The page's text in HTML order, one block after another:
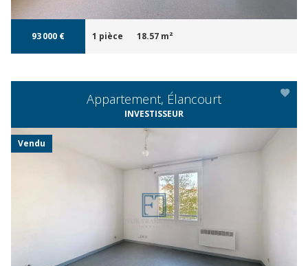
93 000 € 1 pièce 18.57 m²
Appartement, Élancourt
INVESTISSEUR
Vendu